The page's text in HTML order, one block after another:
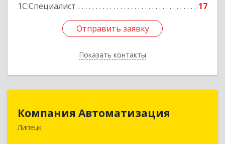
1С:Специалист
17
Отправить заявку
Показать контакты
Отправить заявку
Назад
Компания Автоматизация
Липецк398001, Липецкая обл, Липецк г, Победы пл,